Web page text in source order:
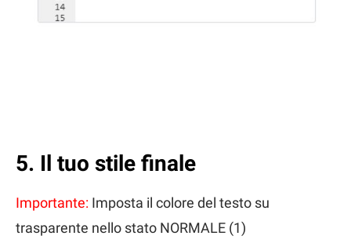
5. Il tuo stile finale
Importante: Imposta il colore del testo su
trasparente nello stato NORMALE (1)